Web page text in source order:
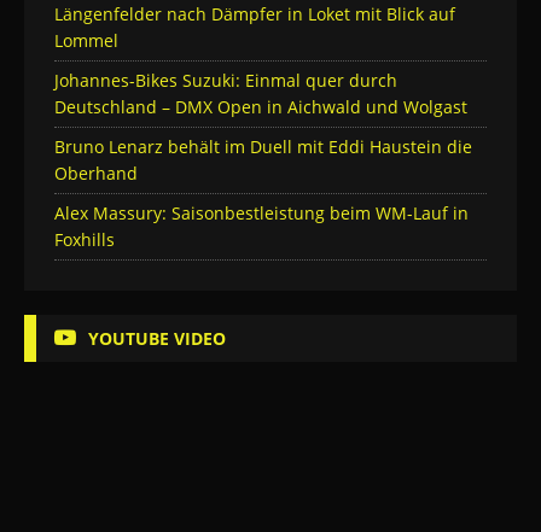
Längenfelder nach Dämpfer in Loket mit Blick auf
Lommel
Johannes-Bikes Suzuki: Einmal quer durch
Deutschland – DMX Open in Aichwald und Wolgast
Bruno Lenarz behält im Duell mit Eddi Haustein die
Oberhand
Alex Massury: Saisonbestleistung beim WM-Lauf in
Foxhills
YOUTUBE VIDEO